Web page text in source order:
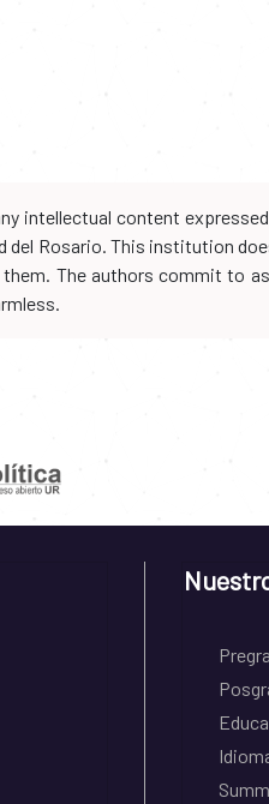
intellectual content
del Rosario. This institution
The authors commit to